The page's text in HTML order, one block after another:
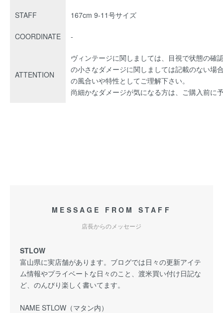
STAFF 167cm 9-11号サイズ
COORDINATE -
ATTENTION
ヴィンテージに関しましては、目視で状態の確
の小さなダメージに関しましては記載のない場
の風合いや特性としてご理解下さい。
尚細かなダメージが気になる方は、ご購入前に
MESSAGE FROM STAFF
店長からのメッセージ
STLOW
富山県に実店舗があります。ブログでは日々の更新アイテ
ム情報やプライベートな日々のこと、渡米買い付け日記な
ど、のんびり楽しく書いてます。
NAME STLOW（マタン内）